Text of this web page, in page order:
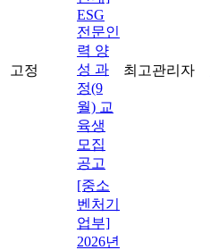
고정
ESG
전문인
력 양
성 과
정(9
월) 교
육생
모집
공고
최고관리자
[중소
벤처기
업부]
2026년